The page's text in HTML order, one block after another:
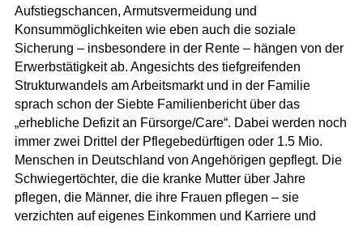
Aufstiegschancen, Armutsvermeidung und
Konsummöglichkeiten wie eben auch die soziale
Sicherung – insbesondere in der Rente – hängen von der
Erwerbstätigkeit ab. Angesichts des tiefgreifenden
Strukturwandels am Arbeitsmarkt und in der Familie
sprach schon der Siebte Familienbericht über das
„erhebliche Defizit an Fürsorge/Care“. Dabei werden noch
immer zwei Drittel der Pflegebedürftigen oder 1.5 Mio.
Menschen in Deutschland von Angehörigen gepflegt. Die
Schwiegertöchter, die die kranke Mutter über Jahre
pflegen, die Männer, die ihre Frauen pflegen – sie
verzichten auf eigenes Einkommen und Karriere und